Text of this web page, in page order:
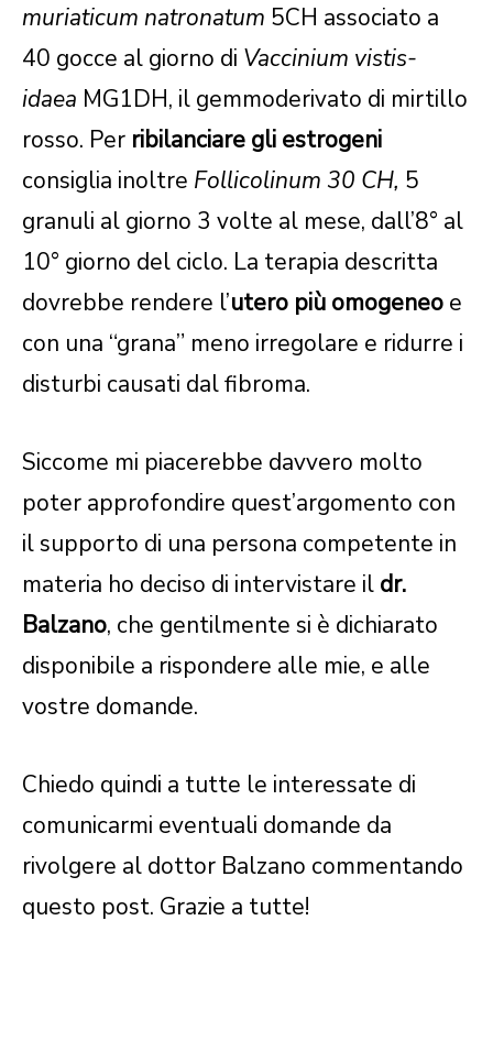
muriaticum natronatum 5CH associato a
40 gocce al giorno di Vaccinium vistis-
idaea MG1DH, il gemmoderivato di mirtillo
rosso. Per ribilanciare gli estrogeni
consiglia inoltre Follicolinum 30 CH, 5
granuli al giorno 3 volte al mese, dall’8° al
10° giorno del ciclo. La terapia descritta
dovrebbe rendere l’utero più omogeneo e
con una “grana” meno irregolare e ridurre i
disturbi causati dal fibroma.
Siccome mi piacerebbe davvero molto
poter approfondire quest’argomento con
il supporto di una persona competente in
materia ho deciso di intervistare il dr.
Balzano, che gentilmente si è dichiarato
disponibile a rispondere alle mie, e alle
vostre domande.
Chiedo quindi a tutte le interessate di
comunicarmi eventuali domande da
rivolgere al dottor Balzano commentando
questo post. Grazie a tutte!